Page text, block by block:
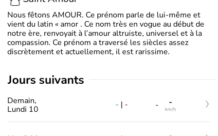
Nous fêtons AMOUR. Ce prénom parle de lui-même et
vient du latin « amor . Ce nom très en vogue au début de
notre ère, renvoyait à l’amour altruiste, universel et à la
compassion. Ce prénom a traversé les siècles assez
discrètement et actuellement, il est rarissime.
jours suivants
Demain,
Lundi 10
- | - - -
km/h